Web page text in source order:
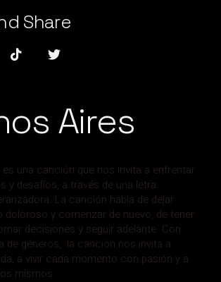
Share
Aires
es una canción que nos invita a enfrentar
y desafíos, a través de una letra
La canción habla de dejar
doloroso y comenzar de nuevo, de tener
decisiones y seguir adelante. Con
de géneros, la canción nos invita a
a vivir cada momento con pasión y a
mismos.